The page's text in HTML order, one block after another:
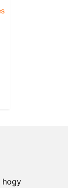
hogy